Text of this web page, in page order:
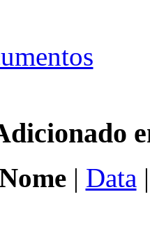
| Data